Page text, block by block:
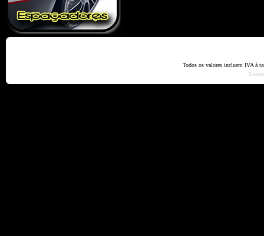
Todos os valores incluem IVA à